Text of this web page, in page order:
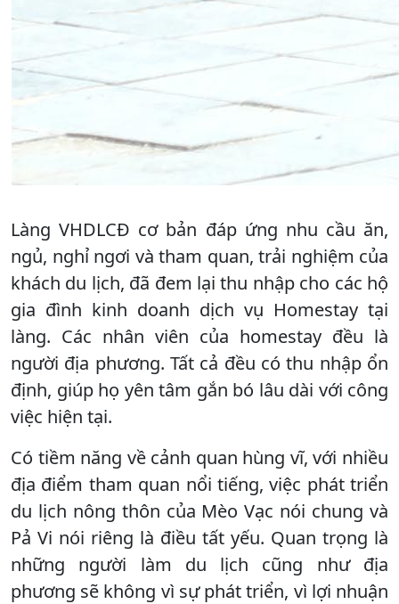
Làng VHDLCĐ cơ bản đáp ứng nhu cầu ăn,
ngủ, nghỉ ngơi và tham quan, trải nghiệm của
khách du lịch, đã đem lại thu nhập cho các hộ
gia đình kinh doanh dịch vụ Homestay tại
làng. Các nhân viên của homestay đều là
người địa phương. Tất cả đều có thu nhập ổn
định, giúp họ yên tâm gắn bó lâu dài với công
việc hiện tại.
Có tiềm năng về cảnh quan hùng vĩ, với nhiều
địa điểm tham quan nổi tiếng, việc phát triển
du lịch nông thôn của Mèo Vạc nói chung và
Pả Vi nói riêng là điều tất yếu. Quan trọng là
những người làm du lịch cũng như địa
phương sẽ không vì sự phát triển, vì lợi nhuận